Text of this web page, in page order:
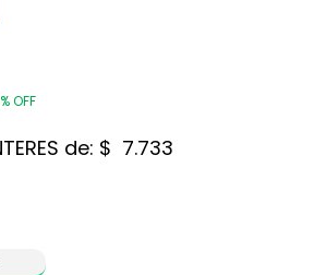
OFF
de: $ 7.733